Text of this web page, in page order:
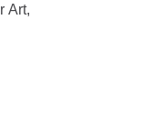
Art,